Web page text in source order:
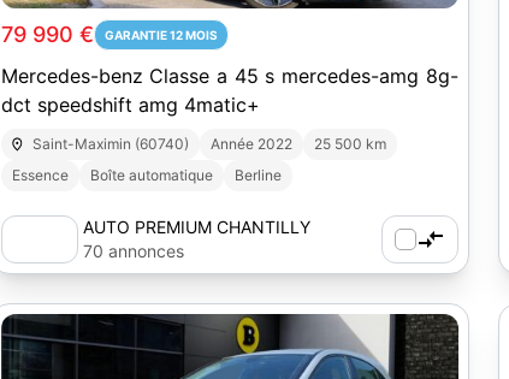
79 990 € GARANTIE 12 MOIS
Mercedes-benz Classe a 45 s mercedes-amg 8g-
dct speedshift amg 4matic+
Saint-Maximin (60740) Année 2022
25 500 km
Essence
Boîte automatique Berline
AUTO PREMIUM CHANTILLY
70 annonces